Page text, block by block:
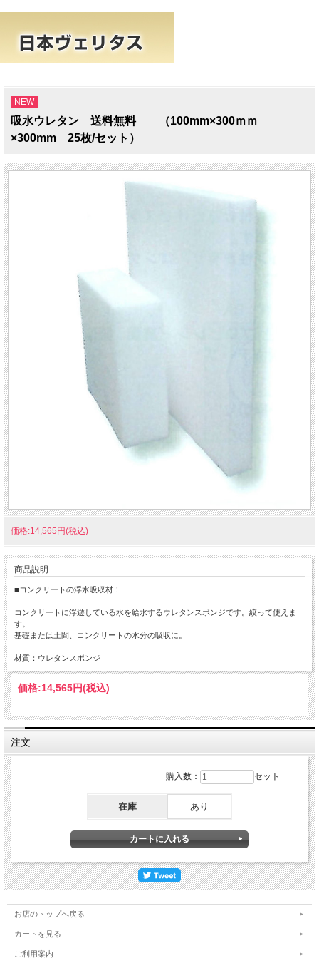
NEW
吸水ウレタン 送料無料 （100mm×300ｍｍ
×300mm 25枚/セット）
価格:14,565円(税込)
商品説明
■コンクリートの浮水吸収材！
コンクリートに浮遊している水を給水するウレタンスポンジです。絞って使えま
す。
基礎または土間、コンクリートの水分の吸収に。
材質：ウレタンスポンジ
価格:14,565円(税込)
注文
購入数： セット
在庫 あり
お店のトップへ戻る
カートを見る
ご利用案内